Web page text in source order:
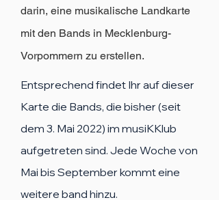
darin, eine musikalische Landkarte
mit den Bands in Mecklenburg-
Vorpommern zu erstellen.
Entsprechend findet Ihr auf dieser
Karte die Bands, die bisher (seit
dem 3. Mai 2022) im musiKKlub
aufgetreten sind. Jede Woche von
Mai bis September kommt eine
weitere band hinzu.